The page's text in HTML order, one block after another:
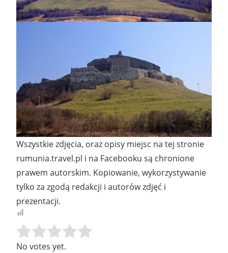
Wszystkie zdjęcia, oraz opisy miejsc na tej stronie
rumunia.travel.pl i na Facebooku są chronione
prawem autorskim. Kopiowanie, wykorzystywanie
tylko za zgodą redakcji i autorów zdjęć i
prezentacji.
Rate this item:
No votes yet.